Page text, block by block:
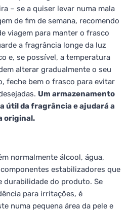
– se a quiser levar numa mala
de fim de semana, recomendo
viagem para manter o frasco
a fragrância longe da luz
e, se possível, a temperatura
alterar gradualmente o seu
feche bem o frasco para evitar
Um armazenamento
útil da fragrância e ajudará a
original.
normalmente álcool, água,
estabilizadores que
durabilidade do produto. Se
para irritações, é
numa pequena área da pele e